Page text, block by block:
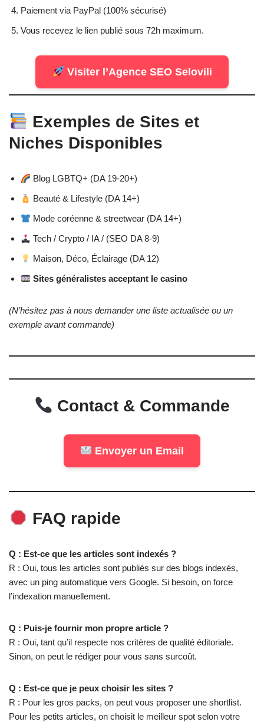
Paiement via PayPal (100% sécurisé)
Vous recevez le lien publié sous 72h maximum.
Visiter l’Agence SEO Selovili
Exemples de Sites et
Niches Disponibles
Blog LGBTQ+ (DA 19-20+)
Beauté & Lifestyle (DA 14+)
Mode coréenne & streetwear (DA 14+)
Tech / Crypto / IA / (SEO DA 8-9)
Maison, Déco, Éclairage (DA 12)
Sites généralistes acceptant le casino
(N’hésitez pas à nous demander une liste actualisée ou un
exemple avant commande)
Contact & Commande
Envoyer un Email
FAQ rapide
Q : Est-ce que les articles sont indexés ?
R : Oui, tous les articles sont publiés sur des blogs indexés,
avec un ping automatique vers Google. Si besoin, on force
l’indexation manuellement.
Q : Puis-je fournir mon propre article ?
R : Oui, tant qu’il respecte nos critères de qualité éditoriale.
Sinon, on peut le rédiger pour vous sans surcoût.
Q : Est-ce que je peux choisir les sites ?
R : Pour les gros packs, on peut vous proposer une shortlist.
Pour les petits articles, on choisit le meilleur spot selon votre